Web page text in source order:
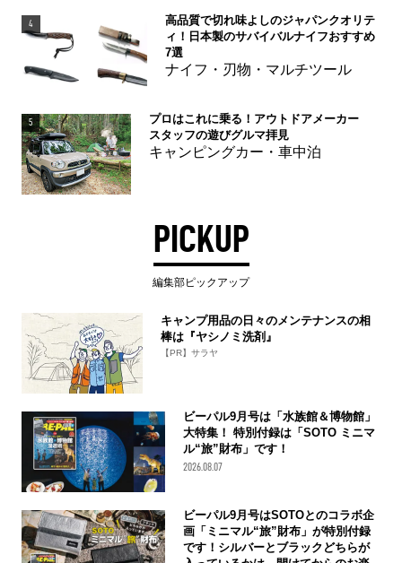
4
高品質で切れ味よしのジャパンクオリテ
ィ！日本製のサバイバルナイフおすすめ
7選
ナイフ・刃物・マルチツール
5
プロはこれに乗る！アウトドアメーカー
スタッフの遊びグルマ拝見
キャンピングカー・車中泊
PICKUP
編集部ピックアップ
キャンプ用品の日々のメンテナンスの相
棒は『ヤシノミ洗剤』
【PR】サラヤ
ビーパル9月号は「水族館＆博物館」
大特集！ 特別付録は「SOTO ミニマ
ル“旅”財布」です！
2026.08.07
ビーパル9月号はSOTOとのコラボ企
画「ミニマル“旅”財布」が特別付録
です！シルバーとブラックどちらが